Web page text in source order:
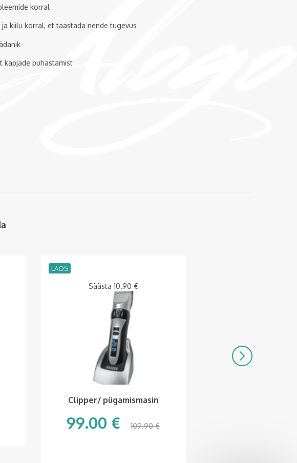
korral
kiilu korral, et taastada nende tugevus
kapjade puhastamist
Säästa 10.90 €
Clipper/ pügamismasin
99.00 € 109.90€
LAOS